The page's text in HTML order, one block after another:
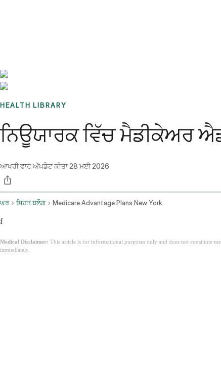
HEALTH LIBRARY
ਨਿਊਯਾਰਕ ਵਿੱਚ ਮੈਡੀਕੇਅਰ
ਆਖਰੀ ਵਾਰ ਅੱਪਡੇਟ ਕੀਤਾ28 ਮਈ 2026
ਘਰ ਸਿਹਤ ਬਲੌਗ Medicare Advantage Plans New York
f
Medical Disclaimer: This article is for informational purposes only and does not constitute
immediately.